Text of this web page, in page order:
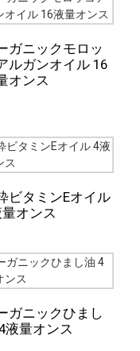
ガニックモロッ
ルガンオイル 16
オンス
ビタミンEオイル
オンス
ガニックひまし
液量オンス